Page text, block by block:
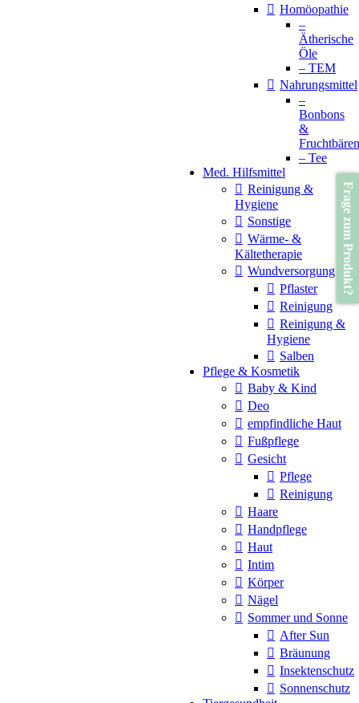
Homöopathie
–
Ätherische
Öle
– TEM
Nahrungsmittel
–
Bonbons
&
Fruchtbären
– Tee
Med. Hilfsmittel
Reinigung &
Hygiene
Sonstige
Wärme- &
Kältetherapie
Wundversorgung
Pflaster
Reinigung
Reinigung &
Hygiene
Salben
Pflege & Kosmetik
Baby & Kind
Deo
empfindliche Haut
Fußpflege
Gesicht
Pflege
Reinigung
Haare
Handpflege
Haut
Intim
Körper
Nägel
Sommer und Sonne
After Sun
Bräunung
Insektenschutz
Sonnenschutz
Frage zum Produkt?